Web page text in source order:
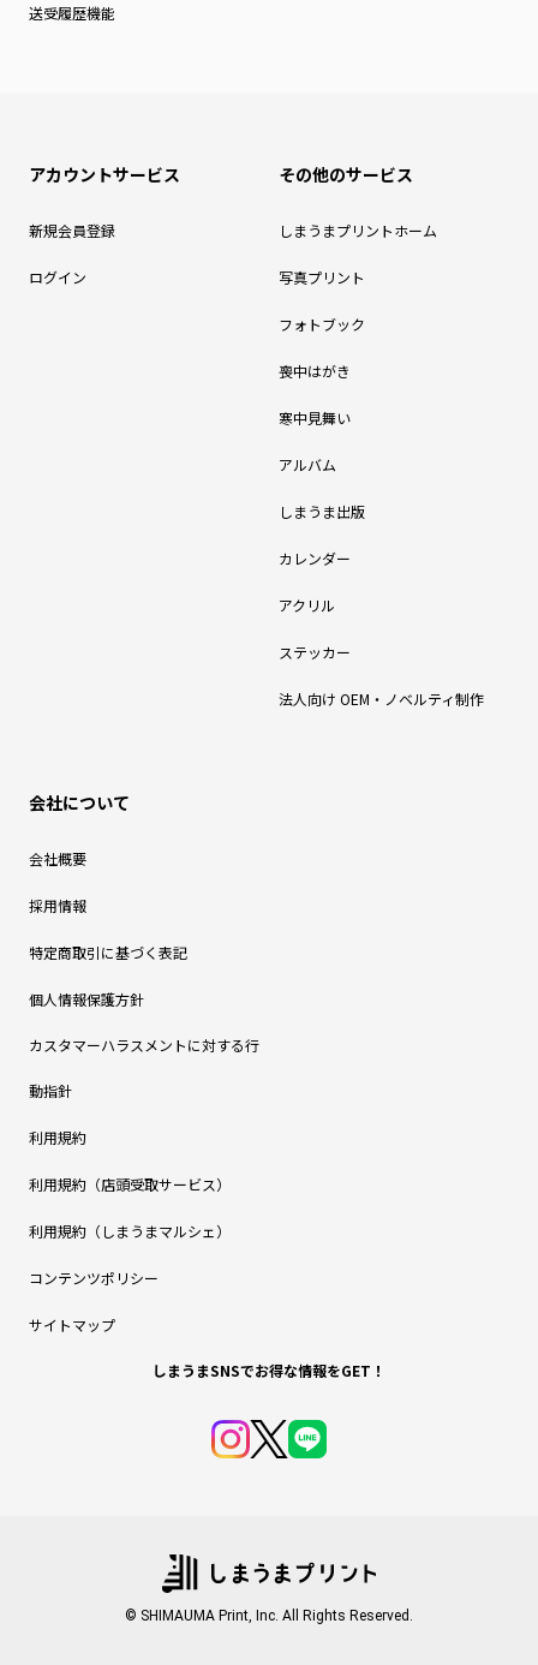
送受履歴機能
アカウントサービス
新規会員登録
ログイン
その他のサービス
しまうまプリントホーム
写真プリント
フォトブック
喪中はがき
寒中見舞い
アルバム
しまうま出版
カレンダー
アクリル
ステッカー
法人向け OEM・ノベルティ制作
会社について
会社概要
採用情報
特定商取引に基づく表記
個人情報保護方針
カスタマーハラスメントに対する行
動指針
利用規約
利用規約（店頭受取サービス）
利用規約（しまうまマルシェ）
コンテンツポリシー
サイトマップ
しまうまSNSでお得な情報をGET！
© SHIMAUMA Print, Inc. All Rights Reserved.